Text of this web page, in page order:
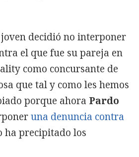
joven decidió no interponer
el que fue su pareja en
como concursante de
que tal y como les hemos
porque ahora Pardo
una denuncia contra
ha precipitado los